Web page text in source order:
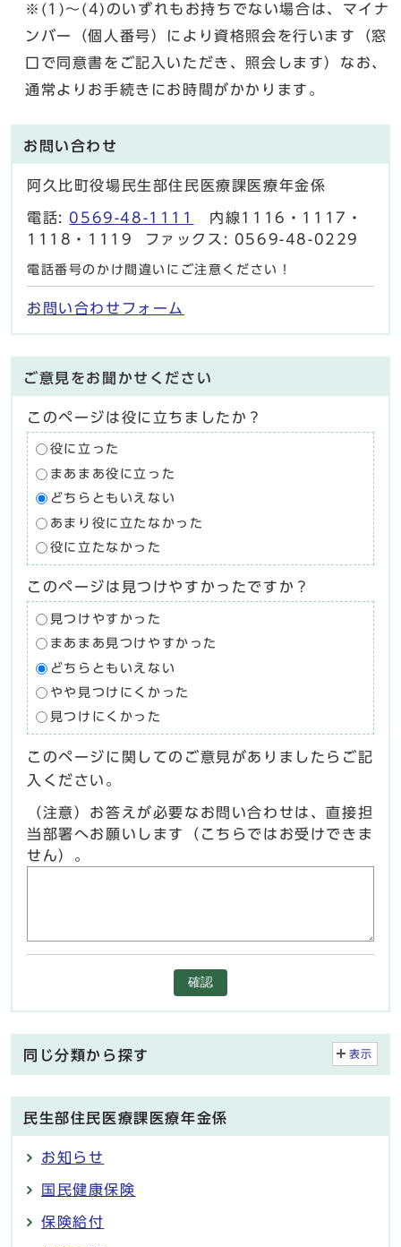
※(1)～(4)のいずれもお持ちでない場合は、マイナ
ンバー（個人番号）により資格照会を行います（窓
口で同意書をご記入いただき、照会します）なお、
通常よりお手続きにお時間がかかります。
お問い合わせ
阿久比町役場民生部住民医療課医療年金係
電話: 0569-48-1111
内線1116・1117・
1118・1119 ファックス: 0569-48-0229
電話番号のかけ間違いにご注意ください！
お問い合わせフォーム
ご意見をお聞かせください
このページは役に立ちましたか？
役に立った
まあまあ役に立った
どちらともいえない
あまり役に立たなかった
役に立たなかった
このページは見つけやすかったですか？
見つけやすかった
まあまあ見つけやすかった
どちらともいえない
やや見つけにくかった
見つけにくかった
このページに関してのご意見がありましたらご記
入ください。
（注意）お答えが必要なお問い合わせは、直接担
当部署へお願いします（こちらではお受けできま
せん）。
確認
同じ分類から探す 表示
民生部住民医療課医療年金係
お知らせ
国民健康保険
保険給付